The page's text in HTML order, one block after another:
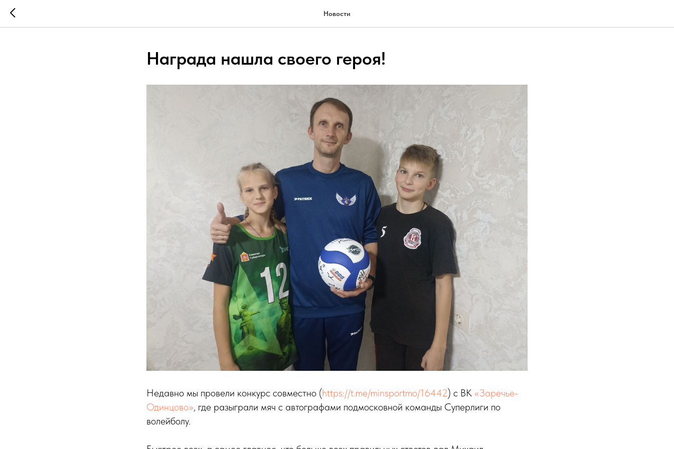
Новости
Награда нашла своего героя!
Недавно мы провели конкурс совместно (https://t.me/minsportmo/16442) с ВК «Заречье-
Одинцово», где разыграли мяч с автографами подмосковной команды Суперлиги по
волейболу.